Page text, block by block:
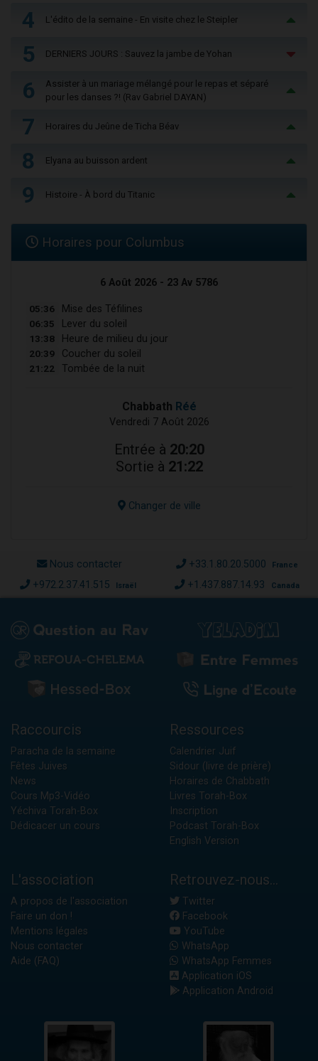
4 L'édito de la semaine - En visite chez le Steipler
5 DERNIERS JOURS : Sauvez la jambe de Yohan
6
Assister à un mariage mélangé pour le repas et séparé
pour les danses ?! (Rav Gabriel DAYAN)
7 Horaires du Jeûne de Ticha Béav
8 Elyana au buisson ardent
9 Histoire - À bord du Titanic
Horaires pour Columbus
6 Août 2026 - 23 Av 5786
05:36 Mise des Téfilines
06:35 Lever du soleil
13:38 Heure de milieu du jour
20:39 Coucher du soleil
21:22 Tombée de la nuit
Chabbath Réé
Vendredi 7 Août 2026
Entrée à 20:20
Sortie à 21:22
Changer de ville
Nous contacter +33.1.80.20.5000 France
+972.2.37.41.515 Israël +1.437.887.14.93 Canada
Raccourcis
Paracha de la semaine
Fêtes Juives
News
Cours Mp3-Vidéo
Yéchiva Torah-Box
Dédicacer un cours
Ressources
Calendrier Juif
Sidour (livre de prière)
Horaires de Chabbath
Livres Torah-Box
Inscription
Podcast Torah-Box
English Version
L'association
A propos de l'association
Faire un don !
Mentions légales
Nous contacter
Aide (FAQ)
Retrouvez-nous...
Twitter
Facebook
YouTube
WhatsApp
WhatsApp Femmes
Application iOS
Application Android